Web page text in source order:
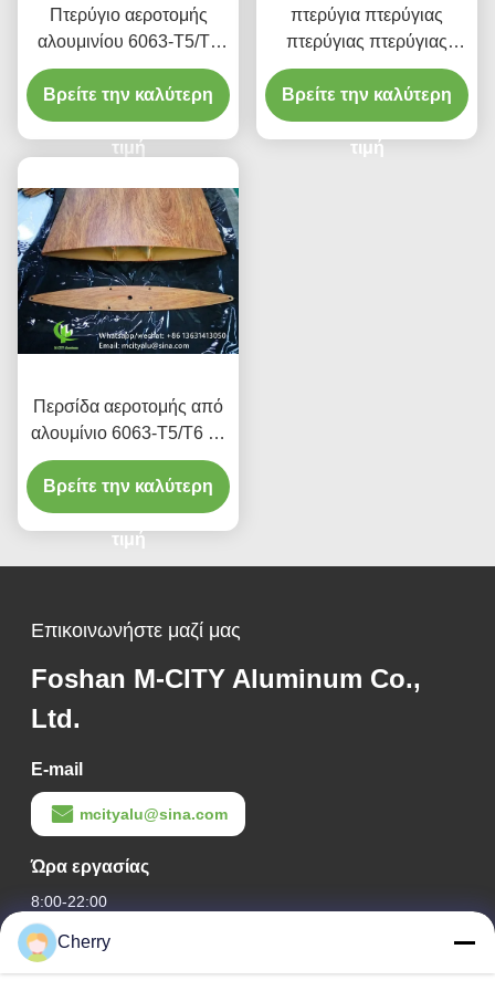
Πτερύγιο αεροτομής
αλουμινίου 6063-T5/T6
με φινίρισμα βαφής PVDF
σε πλάτος 100mm έως
600mm για προσόψεις
και επενδύσεις
Βρείτε την καλύτερη
τιμή
πτερύγια πτερύγιας
πτερύγιας πτερύγιας
πτερύγιας πτερύγιας
πτερύγιας πτερύγιας
πτερύγιας πτερύγιας
Βρείτε την καλύτερη
τιμή
Περσίδα αεροτομής από
αλουμίνιο 6063-T5/T6 με
φινίρισμα υφής ξύλου,
πλάτους 100mm έως
600mm για αρχιτεκτονικές
προσόψεις
Βρείτε την καλύτερη
τιμή
Επικοινωνήστε μαζί μας
Foshan M-CITY Aluminum Co.,
Ltd.
E-mail
mcityalu@sina.com
Ώρα εργασίας
8:00-22:00
Η διεύθυνσή μας
Cherry